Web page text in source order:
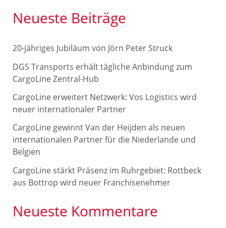
c
e
n
a
c
h
:
Neueste Beiträge
20-jähriges Jubiläum von Jörn Peter Struck
DGS Transports erhält tägliche Anbindung zum
CargoLine Zentral-Hub
CargoLine erweitert Netzwerk: Vos Logistics wird
neuer internationaler Partner
CargoLine gewinnt Van der Heijden als neuen
internationalen Partner für die Niederlande und
Belgien
CargoLine stärkt Präsenz im Ruhrgebiet: Rottbeck
aus Bottrop wird neuer Franchisenehmer
Neueste Kommentare